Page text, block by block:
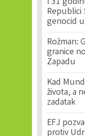
Republici
genocid
Rožman:
granice
Zapadu
Kad
života, a
zadatak
EFJ
protiv